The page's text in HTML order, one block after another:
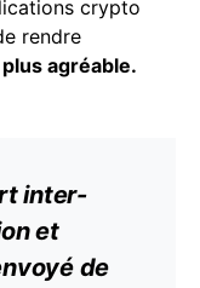
crypto
rendre
agréable.
inter-
et
de